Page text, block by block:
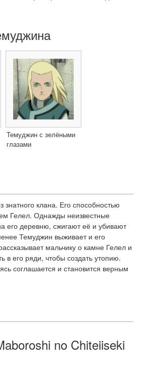
Темуджин с зелёными
глазами
клана. Его способностью
Гелел. Однажды неизвестные
его деревню, сжигают её и убивают
Темуджин выживает и его
мальчику о камне Гелел и
в его ряди, чтобы создать утопию.
соглашается и становится верным
no Chiteiiseki